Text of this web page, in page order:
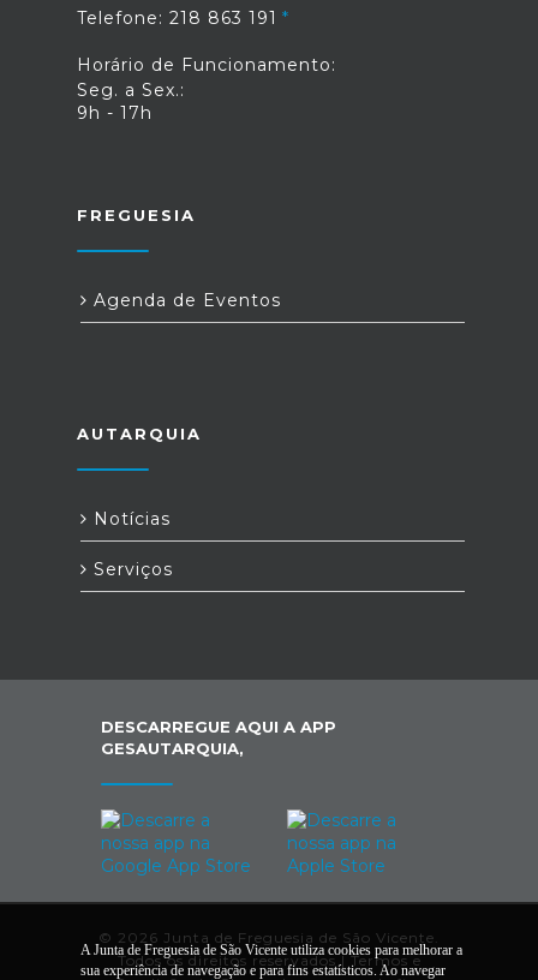
Telefone: 218 863 191
Horário de Funcionamento:
Seg. a Sex.:
9h - 17h
FREGUESIA
Agenda de Eventos
AUTARQUIA
Notícias
Serviços
DESCARREGUE AQUI A APP
GESAUTARQUIA,
© 2026 Junta de Freguesia de São Vicente.
Todos os direitos reservados |Termos e
A Junta de Freguesia de São Vicente utiliza cookies para melhorar a
sua experiência de navegação e para fins estatísticos. Ao navegar